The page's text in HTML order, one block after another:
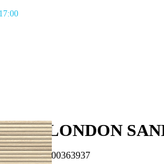
LONDON
PORC_100363937